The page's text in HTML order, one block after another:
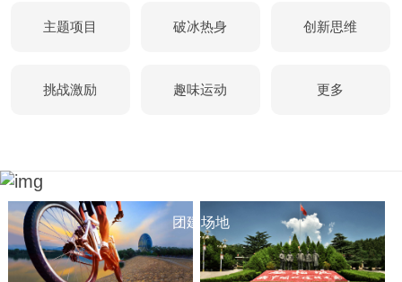
主题项目 破冰热身 创新思维
挑战激励 趣味运动 更多
团建场地